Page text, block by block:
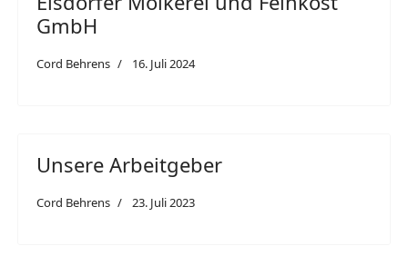
GmbH
Cord Behrens 16. Juli 2024
Unsere Arbeitgeber
Cord Behrens 23. Juli 2023